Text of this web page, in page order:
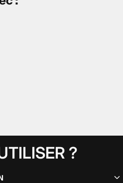
?
keyboard_arrow_down